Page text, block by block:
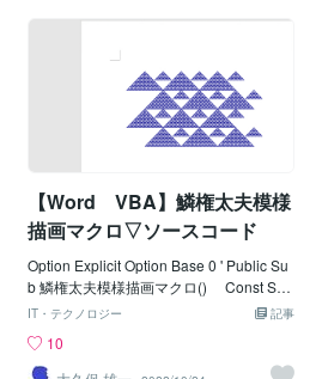
lightColorIndex = wdBlack Then rn
gArea.HighlightColorIndex = wdYellow
Else rngArea.HighlightColorIndex
= wdBlack '←黒塗り End If
【Word VBA】鱗権太夫模様
描画マクロ▽ソースコード
Option Explicit Option Base 0 ' Public Su
b 鱗権太夫模様描画マクロ() Const SC
LGLEFT = 80 '描画開始位置Ｘ
Ｙ ' Const SCLGTSIZ = 6
'三角形幅 ' Const SCLGTCN1 = 10
記事
IT・テクノロジー
10